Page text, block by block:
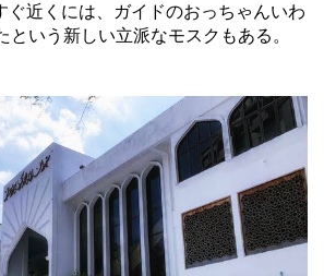
ぐ近くには、ガイドのおっちゃんいわ
という新しい立派なモスクもある。